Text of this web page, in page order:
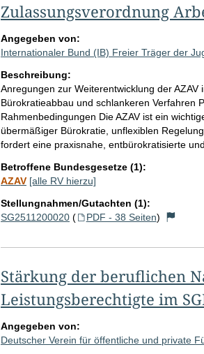
Zulassungsverordnung
Angegeben von:
Internationaler Bund (IB) Freier Träger der
Beschreibung:
Anregungen zur Weiterentwicklung der
Bürokratieabbau und schlankeren Verfahren
Rahmenbedingungen Die AZAV ist ein
übermäßiger Bürokratie, unflexiblen
fordert eine praxisnahe, entbürokratisierte
Betroffene Bundesgesetze (1):
AZAV [alle RV hierzu]
Stellungnahmen/Gutachten (1):
SG2511200020( PDF - 38 Seiten)
Stärkung der beruflichen
Leistungsberechtigte im
Angegeben von:
Deutscher Verein für öffentliche und private